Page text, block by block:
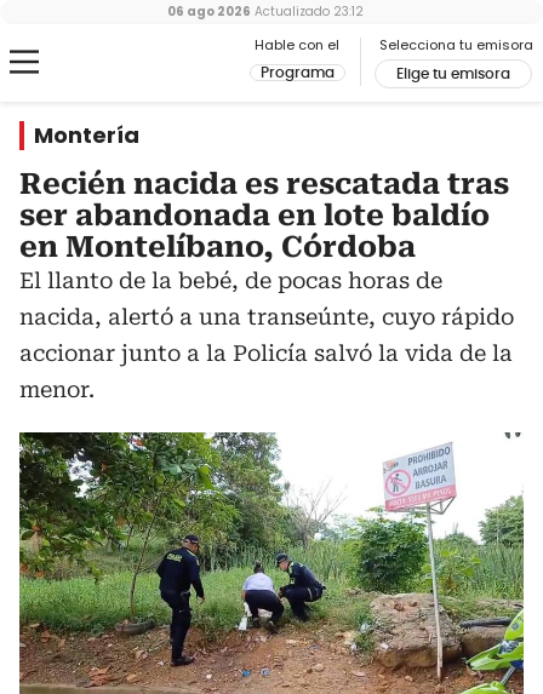
Hable con el
Programa
Selecciona tu emisora
Elige tu emisora
06 ago 2026 Actualizado 23:12
Montería
Recién nacida es rescatada tras
ser abandonada en lote baldío
en Montelíbano, Córdoba
El llanto de la bebé, de pocas horas de
nacida, alertó a una transeúnte, cuyo rápido
accionar junto a la Policía salvó la vida de la
menor.